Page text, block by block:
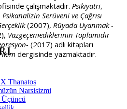
çalışmaktadır. Psikiyatri,
Psikanalizin Serüveni ve Çağrısı
(2007), Rüyada Uyanmak -
Vazgeçemediklerinin Toplamıdır
(2017) adlı kitapları
dergisinde yazmaktadır.
Thanatos
Narsisizmi
Üçüncü